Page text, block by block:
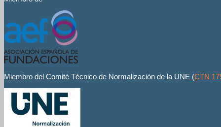
Miembro del Comité Técnico de Normalización de la UNE (CTN